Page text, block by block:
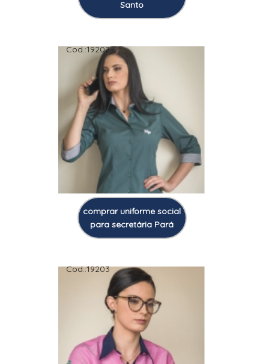
Santo
Cod.:19202
comprar uniforme social
para secretária Pará
Cod.:19203